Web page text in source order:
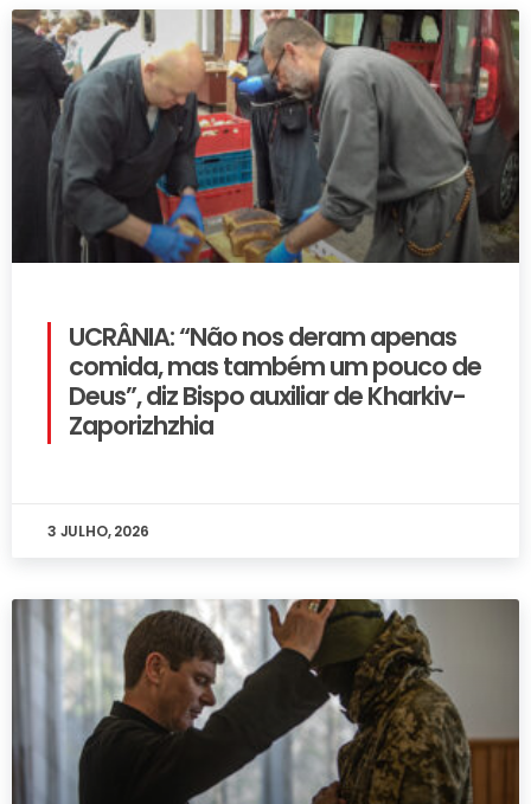
UCRÂNIA: “Não nos deram apenas
comida, mas também um pouco de
Deus”, diz Bispo auxiliar de Kharkiv-
Zaporizhzhia
3 JULHO, 2026